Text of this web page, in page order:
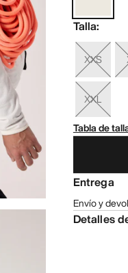
Talla:
XXS
XXL
Tabla de
Entrega
Envío y
Detalles